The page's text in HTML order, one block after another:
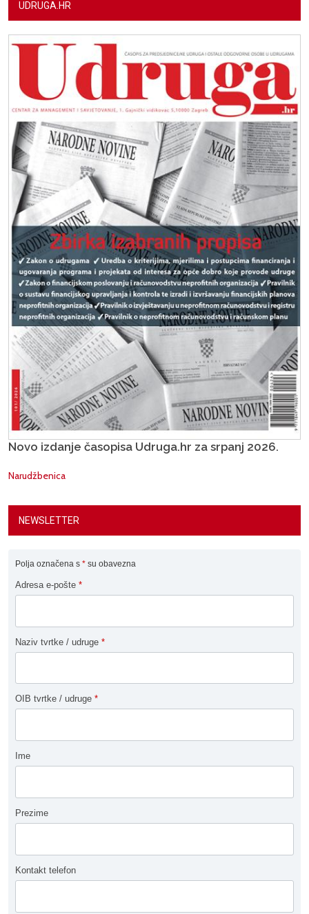
UDRUGA.HR
Novo izdanje časopisa Udruga.hr za srpanj 2026.
Narudžbenica
NEWSLETTER
Polja označena s * su obavezna
Adresa e-pošte *
Naziv tvrtke / udruge *
OIB tvrtke / udruge *
Ime
Prezime
Kontakt telefon